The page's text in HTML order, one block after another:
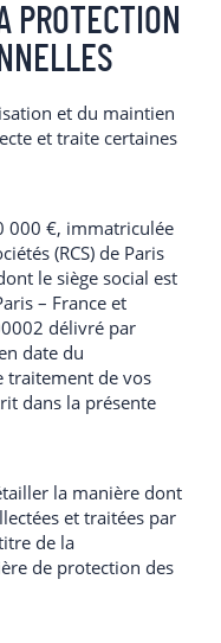
PROTECTION
et du maintien
et traite certaines
000 €, immatriculée
(RCS) de Paris
le siège social est
– France et
délivré par
date du
traitement de vos
dans la présente
la manière dont
et traitées par
de la
de protection des